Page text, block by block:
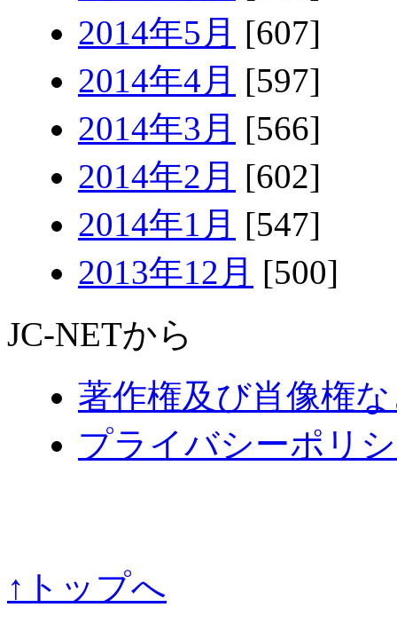
2014年5月 [607]
2014年4月 [597]
2014年3月 [566]
2014年2月 [602]
2014年1月 [547]
2013年12月 [500]
JC-NETから
著作権及び肖像権
プライバシーポリ
↑トップへ